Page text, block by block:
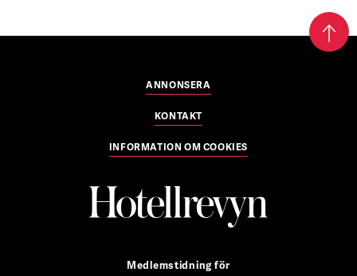
ANNONSERA
KONTAKT
INFORMATION OM COOKIES
Medlemstidning för